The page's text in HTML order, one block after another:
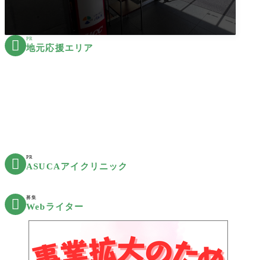
 PR
地元応援エリア
 PR
ASUCAアイクリニック
 募集
Webライター